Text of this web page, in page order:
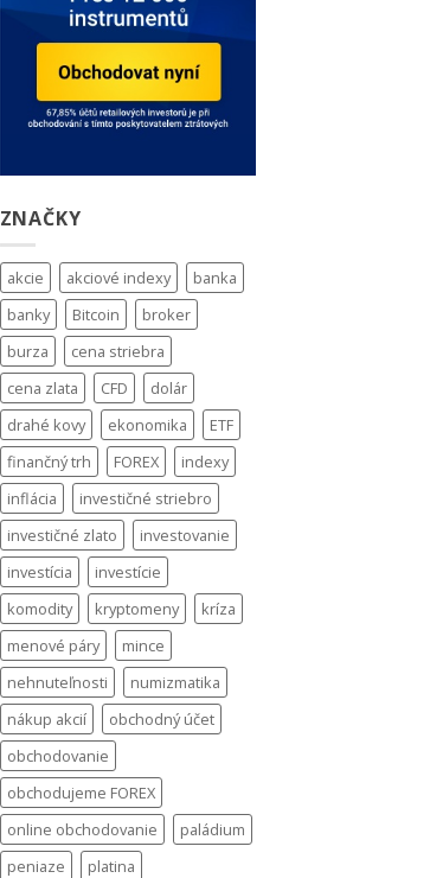
ZNAČKY
akcie akciové indexy
banka
banky
Bitcoin
broker
burza
cena striebra
cena zlata
CFD
dolár
drahé kovy
ekonomika
ETF
finančný trh
FOREX
indexy
inflácia
investičné striebro
investičné zlato
investovanie
investícia
investície
komodity
kryptomeny
kríza
menové páry
mince
nehnuteľnosti
numizmatika
nákup akcií
obchodný účet
obchodovanie
obchodujeme FOREX
online obchodovanie
paládium
peniaze
platina